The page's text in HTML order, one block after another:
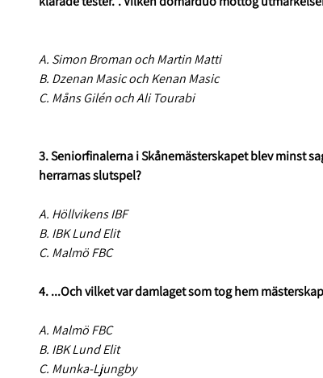
A. Simon Broman och Martin Matti
B. Dzenan Masic och Kenan Masic
C. Måns Gilén och Ali Tourabi
3. Seniorfinalerna i Skånemästerskapet blev minst
herrarnas slutspel?
A. Höllvikens IBF
B. IBK Lund Elit
C. Malmö FBC
4. ...Och vilket var damlaget som tog hem
A. Malmö FBC
B. IBK Lund Elit
C. Munka-Ljungby